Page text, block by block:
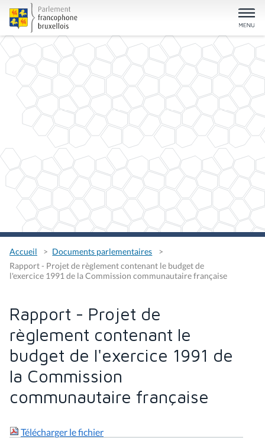
Accueil
Documents parlementaires
Rapport - Projet de règlement contenant le budget de
l'exercice 1991 de la Commission communautaire française
Rapport - Projet de
règlement contenant le
budget de l'exercice 1991 de
la Commission
communautaire française
Télécharger le fichier